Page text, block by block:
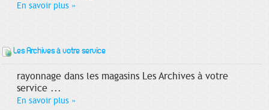
En savoir plus »
Les Archives à votre service
rayonnage dans les magasins Les Archives à votre
service ...
En savoir plus »